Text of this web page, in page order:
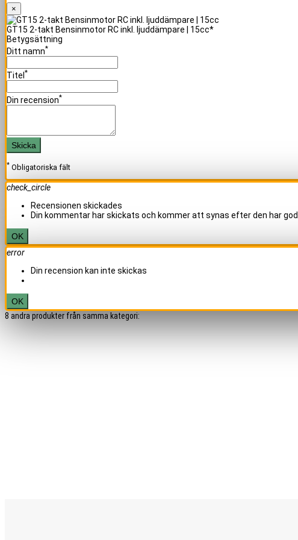
×
GT15 2-takt Bensinmotor RC inkl. ljuddämpare | 15cc*
Betygsättning
Ditt namn*
Titel *
Din recension*
Skicka
* Obligatoriska fält
check_circle
Recensionen skickades
Din kommentar har skickats och kommer att synas efter den har
OK
error
Din recension kan inte skickas
OK
8 andra produkter från samma kategori: